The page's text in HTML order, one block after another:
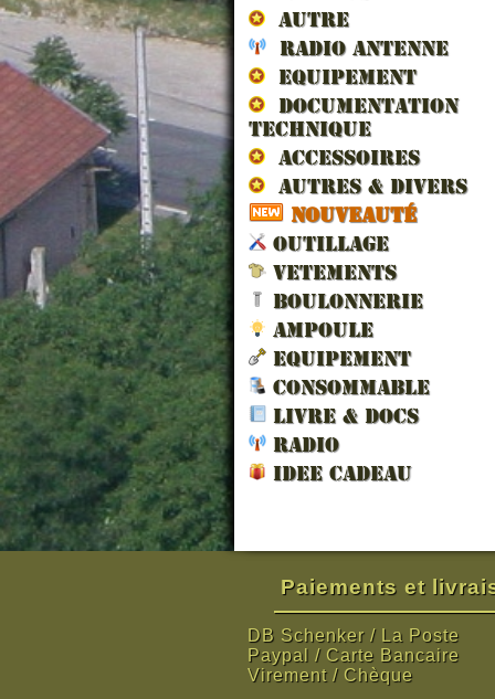
AUTRE
RADIO ANTENNE
EQUIPEMENT
DOCUMENTATION
TECHNIQUE
ACCESSOIRES
AUTRES & DIVERS
NOUVEAUTÉ
OUTILLAGE
VETEMENTS
BOULONNERIE
AMPOULE
EQUIPEMENT
CONSOMMABLE
LIVRE & DOCS
RADIO
IDEE CADEAU
Sur Devis
7.20 € TTC
Paiements et
DB Schenker / La Poste
Paypal / Carte Bancaire
Virement / Chèque